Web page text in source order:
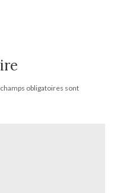
obligatoires sont